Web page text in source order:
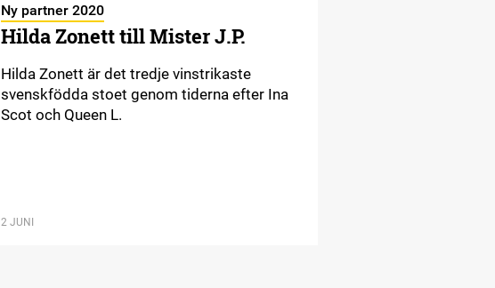
Ny partner 2020
Hilda Zonett till Mister J.P.
Hilda Zonett är det tredje vinstrikaste
svenskfödda stoet genom tiderna efter Ina
Scot och Queen L.
2 JUNI